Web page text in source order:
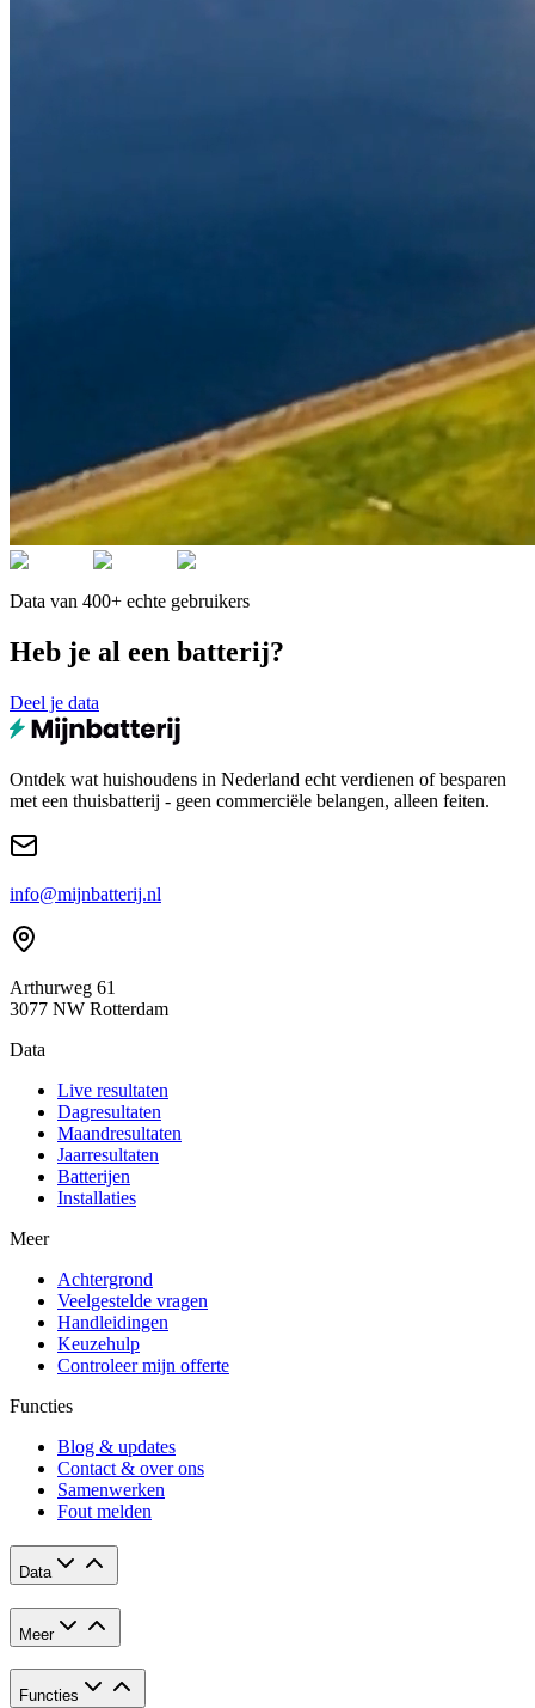
Data van 400+ echte gebruikers
Heb je al een batterij?
Deel je data
Ontdek wat huishoudens in Nederland echt verdienen of besparen
met een thuisbatterij - geen commerciële belangen, alleen feiten.
info@mijnbatterij.nl
Arthurweg 61
3077 NW Rotterdam
Data
Live resultaten
Dagresultaten
Maandresultaten
Jaarresultaten
Batterijen
Installaties
Meer
Achtergrond
Veelgestelde vragen
Handleidingen
Keuzehulp
Controleer mijn offerte
Functies
Blog & updates
Contact & over ons
Samenwerken
Fout melden
Data
Meer
Functies